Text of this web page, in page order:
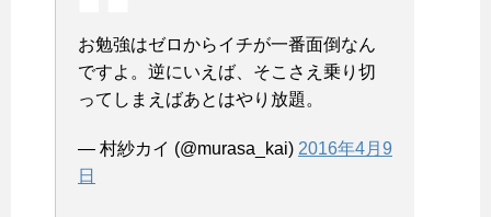
お勉強はゼロからイチが一番面倒なん
ですよ。逆にいえば、そこさえ乗り切
ってしまえばあとはやり放題。
— 村紗カイ (@murasa_kai) 2016年4月9
日